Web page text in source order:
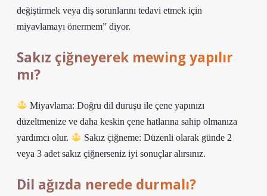
değiştirmek veya diş sorunlarını tedavi etmek için
miyavlamayı önermem” diyor.
Sakız çiğneyerek mewing yapılır
mı?
Miyavlama: Doğru dil duruşu ile çene yapınızı
düzeltmenize ve daha keskin çene hatlarına sahip olmanıza
yardımcı olur.
Sakız çiğneme: Düzenli olarak günde 2
veya 3 adet sakız çiğnerseniz iyi sonuçlar alırsınız.
Dil ağızda nerede durmalı?